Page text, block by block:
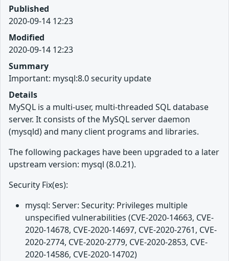
Published
2020-09-14 12:23
Modified
2020-09-14 12:23
Summary
Important: mysql:8.0 security update
Details
MySQL is a multi-user, multi-threaded SQL database
server. It consists of the MySQL server daemon
(mysqld) and many client programs and libraries.
The following packages have been upgraded to a later
upstream version: mysql (8.0.21).
Security Fix(es):
mysql: Server: Security: Privileges multiple
unspecified vulnerabilities (CVE-2020-14663, CVE-
2020-14678, CVE-2020-14697, CVE-2020-2761, CVE-
2020-2774, CVE-2020-2779, CVE-2020-2853, CVE-
2020-14586, CVE-2020-14702)